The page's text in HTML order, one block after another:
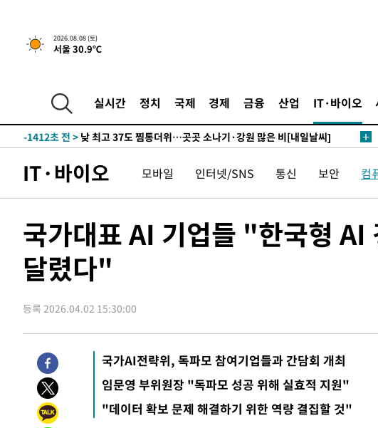
2026.08.08 (토)
서울 30.9℃
실시간 정치 국제 경제 금융 산업 IT·바이오
↓-12861초 전 >[속보]이 대통령 "부동산 공급 기존 사고방식 매달리지 말고 과감히
실천"
-11946초 전 >이란, "오만과 '중앙 단일 루트' 합의…북쪽 인바운드·남쪽 아웃바
-3478초 전 >
[속보]이 대통령, '호우피해' 안동·의성 관할 4개 면 특별재난지역 선
-3441초 전 >
갈 수도
-1412초 전 > 낮 최고 37도 찜통더위…곳곳 소나기·강원 많은 비[내일날씨]
57분 전 >여자배구 이재영·이다영 자매, 아제르바이잔 투란VC 입단
1시간 전 >외국인 심판 성 접대 7경기 들여다보니…한국 축구 '5승 2무'
1시간 전 > [속보]코스피, 6200선 약보합…0.60% 내린 6258.77에 마쳐
1시간 전 >[속보]원·달러 환율, 7.7원 내린 1416.1원 마감
1시간 전 >[속보] 노원서 40.1도 관측…서울, 2018년 이후 첫 40도
2시간 전 >외신들도 주목한 韓축구 파문…"국민적 공분에 수사 재개"
2시간 전 >11시간 압수수색에 성접대 파문까지…'쑥대밭' 된 축구협회
2시간 전 >
[속보]규제합리화위원회 부위원장에 김태유 서울대 공대 교수…이병태
후임
-20431초 전 >
이강인, 폭염 속 AT마드리드 첫 훈련…80명 식사 대접까지(종합)
-17570초 전 >
하향수정 (2보)
-17018초 전 >
[속보] 미 사업체, 일자리 7월에 2.3만 개 줄어…실업률은 4.1%로
IT·바이오 모바일 인터넷/SNS 통신 보안 컴
국가대표 AI 기업들 "한국형 AI
달렸다"
등록 2026.04.02 15:30:00
국가AI전략위, 독파모 참여기업들과 간담회 개최
임문영 부위원장 "독파모 성공 위해 실효적 지원"
"데이터 확보 문제 해결하기 위한 역량 결집할 것"